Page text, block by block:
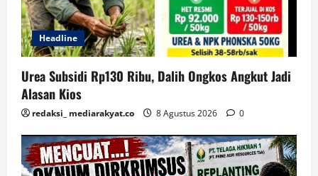
Headline
Urea Subsidi Rp130 Ribu, Dalih Ongkos Angkut Jadi
Alasan Kios
redaksi_ mediarakyat.co 8 Agustus 2026 0